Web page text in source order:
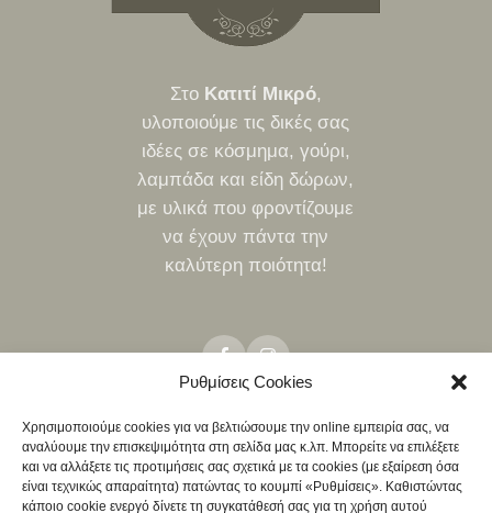
Ρυθμίσεις Cookies
Χρησιμοποιούμε cookies για να βελτιώσουμε την online εμπειρία σας, να
αναλύουμε την επισκεψιμότητα στη σελίδα μας κ.λπ. Μπορείτε να επιλέξετε
και να αλλάξετε τις προτιμήσεις σας σχετικά με τα cookies (με εξαίρεση όσα
είναι τεχνικώς απαραίτητα) πατώντας το κουμπί «Ρυθμίσεις». Καθιστώντας
κάποιο cookie ενεργό δίνετε τη συγκατάθεσή σας για τη χρήση αυτού
Στο Κατιτί Μικρό,
υλοποιούμε τις δικές σας
ιδέες σε κόσμημα, γούρι,
λαμπάδα και είδη δώρων,
με υλικά που φροντίζουμε
να έχουν πάντα την
καλύτερη ποιότητα!
ΤΡΌΠΟΙ ΑΠΟΣΤΟΛΉΣΤΡΌΠΟΙ ΠΛΗΡΩΜΉΣΠΟΛΙΤΙΚΉ ΕΠΙΣΤΡΟΦΏΝ
ΧΟΝΔΡΙΚΉ